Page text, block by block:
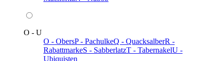
O - U
O - ObersP - PachulkeQ - QuacksalberR -
RabattmarkeS - SabberlatzT - TabernakelU -
Ubiquisten